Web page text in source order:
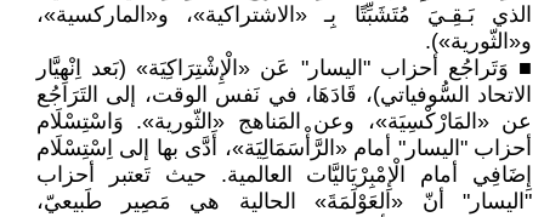
الذي بَـقِـيَ مُتَشَبِّتًا بِـ «الاشتراكية»، و«الماركسية»،
و«الثّورية»).
■ وَتَراجُع أحزاب "اليسار" عَن «الْإِشْتِرَاكِيَة» (بَعد اِنْهِيَّار
الاتحاد السُّوفياتي)، قَادَهَا، في نَفس الوقت، إلى التَرَاجُع
عن «المَارْكْسِيَة»، وعن المَناهج «الثّورية». وَاسْتِسْلَام
أحزاب "اليسار" أمام «الرَّأْسَمَالِيَة»، أَدَّى بها إلى اِسْتِسْلَام
إِضَافِي أمام الْإِمْبِرْيَاليَّات العالمية. حيث تَعتبر أحزاب
"اليسار" أنّ «العَوْلَمَةَ» الحالية هي مَصِير طَبيعيّ،